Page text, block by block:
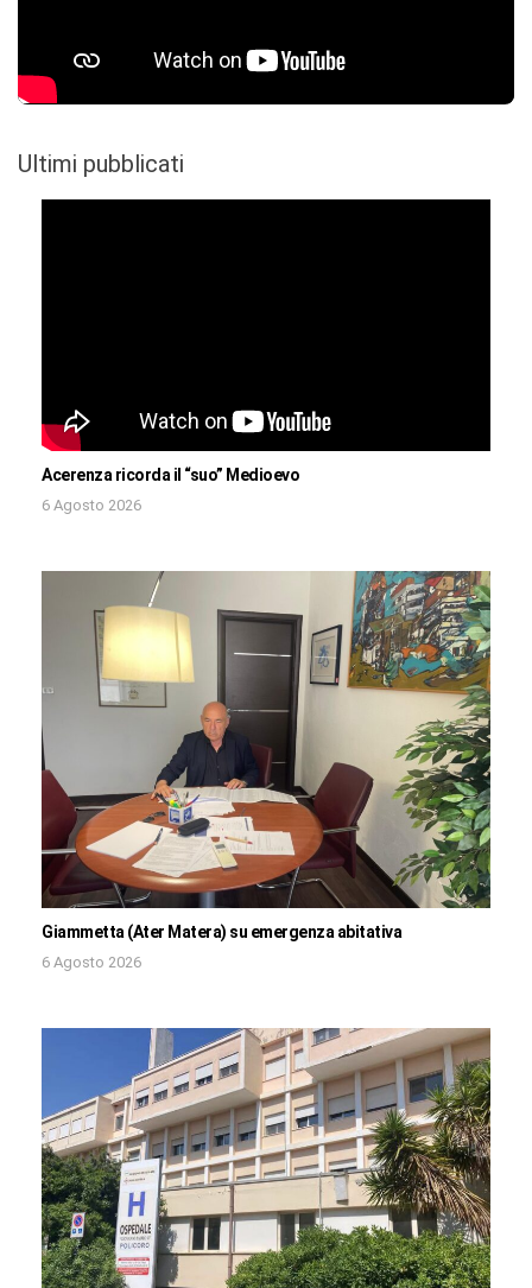
Ultimi pubblicati
Acerenza ricorda il “suo” Medioevo
6 Agosto 2026
Giammetta (Ater Matera) su emergenza abitativa
6 Agosto 2026